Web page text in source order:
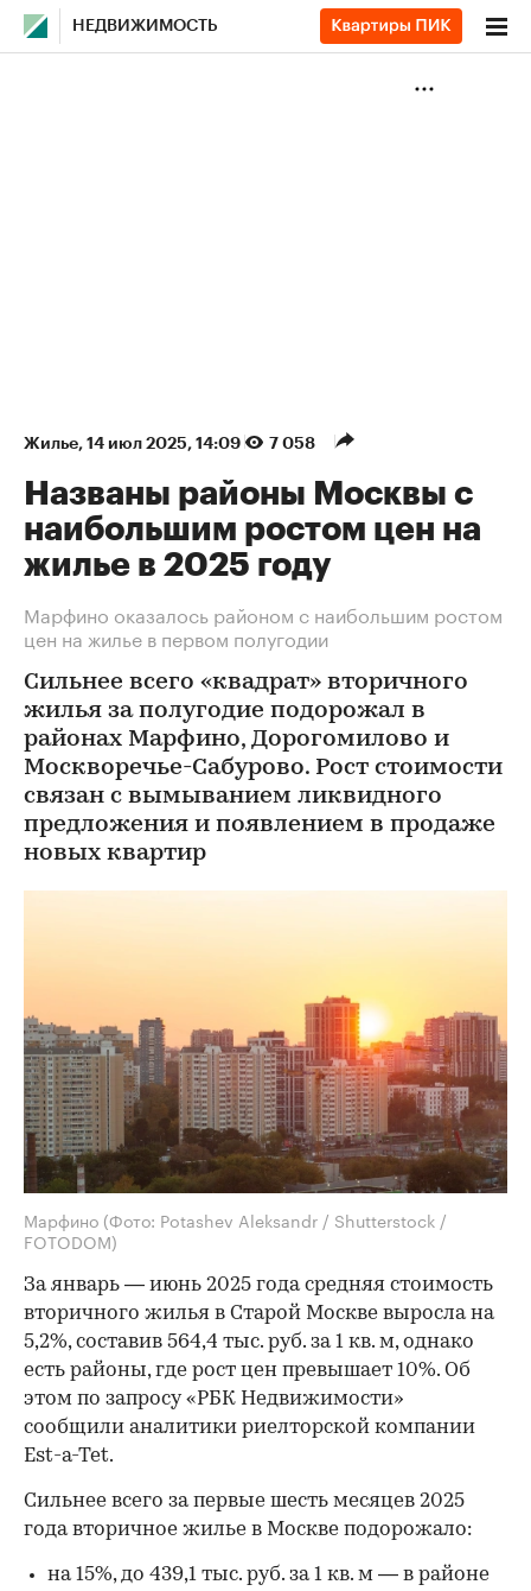
НЕДВИЖИМОСТЬ
Жилье⁠, 14 июл 2025, 14:09 7 058
Названы районы Москвы с
наибольшим ростом цен на
жилье в 2025 году
Марфино оказалось районом с наибольшим ростом
цен на жилье в первом полугодии
Сильнее всего «квадрат» вторичного
жилья за полугодие подорожал в
районах Марфино, Дорогомилово и
Москворечье-Сабурово. Рост стоимости
связан с вымыванием ликвидного
предложения и появлением в продаже
новых квартир
Марфино (Фото: Potashev Aleksandr / Shutterstock /
FOTODOM)
За январь — июнь 2025 года средняя стоимость
вторичного жилья в Старой Москве выросла на
5,2%, составив 564,4 тыс. руб. за 1 кв. м, однако
есть районы, где рост цен превышает 10%. Об
этом по запросу «РБК Недвижимости»
сообщили аналитики риелторской компании
Est-a-Tet.
Сильнее всего за первые шесть месяцев 2025
года вторичное жилье в Москве подорожало:
на 15%, до 439,1 тыс. руб. за 1 кв. м — в районе